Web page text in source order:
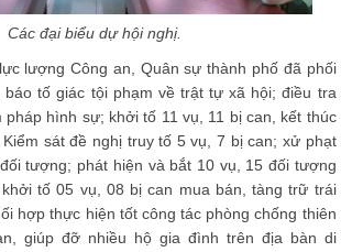
Các đại biểu dự hội nghị.
lượng Công an, Quân sự thành phố đã phối
tố giác tội phạm về trật tự xã hội; điều tra
pháp hình sự; khởi tố 11 vụ, 11 bị can, kết thúc
sát đề nghị truy tố 5 vụ, 7 bị can; xử phạt
tượng; phát hiện và bắt 10 vụ, 15 đối tượng
tố 05 vụ, 08 bị can mua bán, tàng trữ trái
hợp thực hiện tốt công tác phòng chống thiên
giúp đỡ nhiều hộ gia đình trên địa bàn di